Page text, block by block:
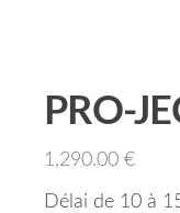
PRO-
1,290.00 €
Délai de 10 à